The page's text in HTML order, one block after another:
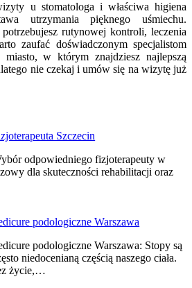
u stomatologa i właściwa higiena
utrzymania pięknego uśmiechu.
rutynowej kontroli, leczenia
zaufać doświadczonym specjalistom
w którym znajdziesz najlepszą
nie czekaj i umów się na wizytę już
Szczecin
odpowiedniego fizjoterapeuty w
dla skuteczności rehabilitacji oraz
podologiczne Warszawa
podologiczne Warszawa: Stopy są
niedocenianą częścią naszego ciała.
życie,…